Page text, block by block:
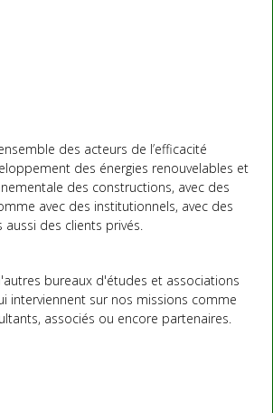
des acteurs de l’efficacité
des énergies renouvelables et
des constructions, avec des
avec des institutionnels, avec des
des clients privés.
bureaux d'études et associations
interviennent sur nos missions comme
associés ou encore partenaires.